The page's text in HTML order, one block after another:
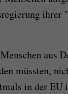
ihrer
aus
müssten,
in der